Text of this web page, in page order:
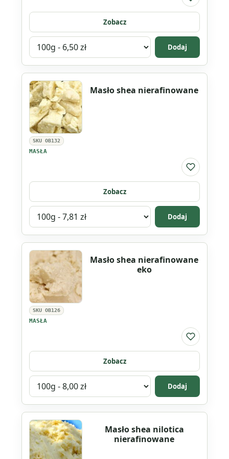
Zobacz
Wybierz
wariant
produktu
Masło
shea
Dodaj
SKU OB132
MASŁA
Masło shea nierafinowane
Do listy
Zobacz
Wybierz
wariant
produktu
Masło
shea
nierafinowane
Dodaj
SKU OB126
MASŁA
Masło shea nierafinowane
eko
Do listy
Zobacz
Wybierz
wariant
produktu
Masło
shea
nierafinowane
Dodaj
Masło shea nilotica
nierafinowane